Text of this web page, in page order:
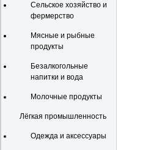
Сельское хозяйство и
фермерство
Мясные и рыбные
продукты
Безалкогольные
напитки и вода
Молочные продукты
Лёгкая промышленность
Одежда и аксессуары